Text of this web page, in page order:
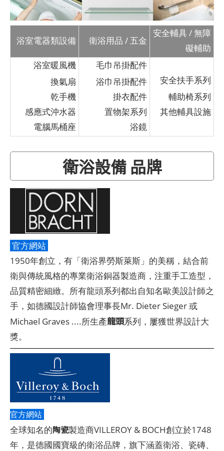
浴室電器類設備 衛浴用品 / 五金
安全輔具 / 無障
礙輔助
浴室暖風機
換氣扇
乾手機
感應式沖水器
電腦馬桶座
毛巾吊掛配件
浴巾吊掛配件
掛衣配件
置物架系列
浴鏡
安全扶手系列
輔助椅系列
其他輔具設施
衛浴設備 品牌
官方網站
1950年創立，有「衛浴界勞斯萊斯」的美稱，結合前
衛與傳統風格的專業衛浴銅器製造商，注重手工造型，
品質精密細緻。所有龍頭系列都出自知名歐美設計師之
手，如德國設計師協會理事長Mr. Dieter Sieger 或
Michael Graves ....所生產龍頭系列，屢獲世界設計大
獎。
官方網站
全球知名的陶瓷製造商VILLEROY & BOCH創立於1748
年，是德國國寶級的衛浴品牌，旗下涵蓋衛浴、瓷磚、